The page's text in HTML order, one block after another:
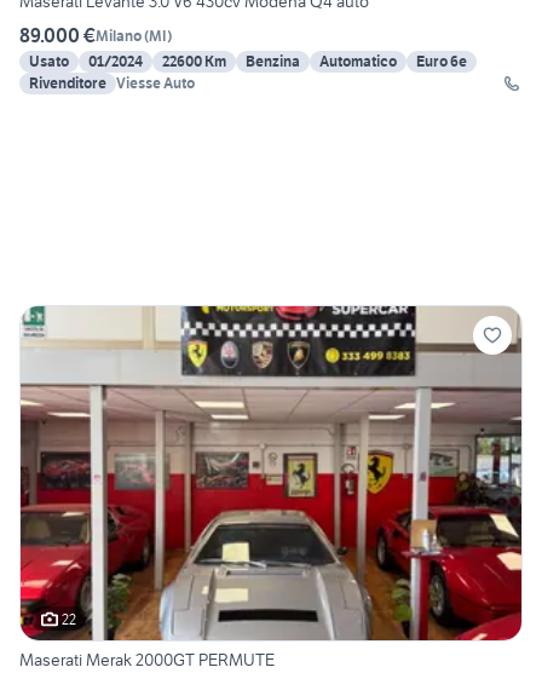
89.000 €Milano(MI)
Usato
01/2024 22600 Km Benzina Automatico
Euro 6e
Rivenditore Viesse Auto
22
Maserati Merak 2000GT PERMUTE